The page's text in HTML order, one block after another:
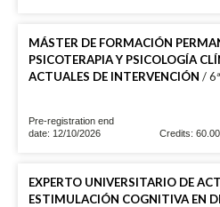
MÁSTER DE FORMACIÓN
PSICOTERAPIA Y PSICOLOGÍA
ACTUALES DE INTERVENCIÓN /
Pre-registration end
date: 12/10/2026
Credits: 60.00
EXPERTO UNIVERSITARIO DE
ESTIMULACIÓN COGNITIVA EN